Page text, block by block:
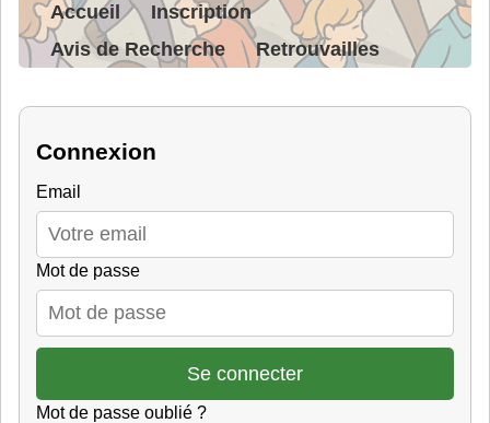
Accueil
Inscription
Avis de Recherche
Retrouvailles
Connexion
Email
Mot de passe
Mot de passe oublié ?